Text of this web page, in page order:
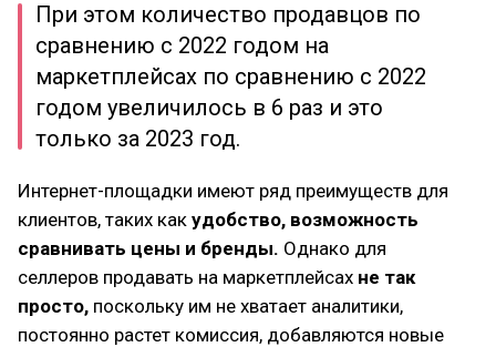
При этом количество продавцов по
сравнению с 2022 годом на
маркетплейсах по сравнению с 2022
годом увеличилось в 6 раз и это
только за 2023 год.
Интернет-площадки имеют ряд преимуществ для
клиентов, таких как удобство, возможность
сравнивать цены и бренды. Однако для
селлеров продавать на маркетплейсах не так
просто, поскольку им не хватает аналитики,
постоянно растет комиссия, добавляются новые